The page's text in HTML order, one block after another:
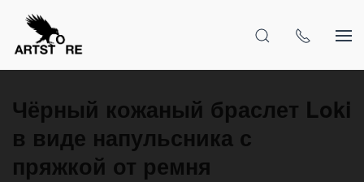
Чёрный кожаный браслет Loki
в виде напульсника с
пряжкой от ремня